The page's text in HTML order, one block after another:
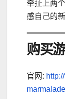
牵扯上两
感自己的
购买
官网: